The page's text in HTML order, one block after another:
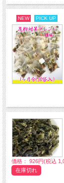
NEW PICK UP
価格： 926円(税込
在庫切れ